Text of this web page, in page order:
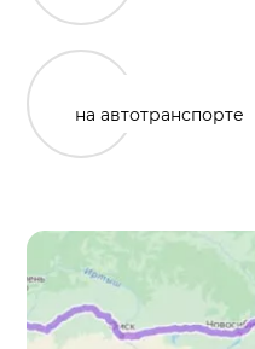
на автотранспорте